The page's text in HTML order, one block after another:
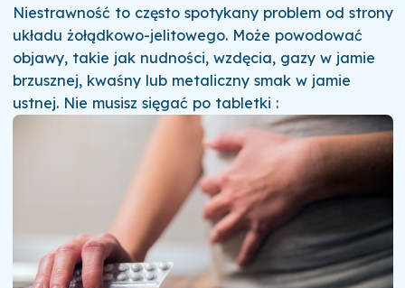
Niestrawność to często spotykany problem od strony
układu żołądkowo-jelitowego. Może powodować
objawy, takie jak nudności, wzdęcia, gazy w jamie
brzusznej, kwaśny lub metaliczny smak w jamie
ustnej. Nie musisz sięgać po tabletki :